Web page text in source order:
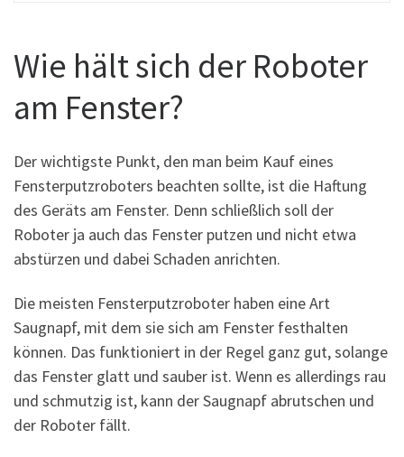
Wie hält sich der Roboter
am Fenster?
Der wichtigste Punkt, den man beim Kauf eines
Fensterputzroboters beachten sollte, ist die Haftung
des Geräts am Fenster. Denn schließlich soll der
Roboter ja auch das Fenster putzen und nicht etwa
abstürzen und dabei Schaden anrichten.
Die meisten Fensterputzroboter haben eine Art
Saugnapf, mit dem sie sich am Fenster festhalten
können. Das funktioniert in der Regel ganz gut, solange
das Fenster glatt und sauber ist. Wenn es allerdings rau
und schmutzig ist, kann der Saugnapf abrutschen und
der Roboter fällt.